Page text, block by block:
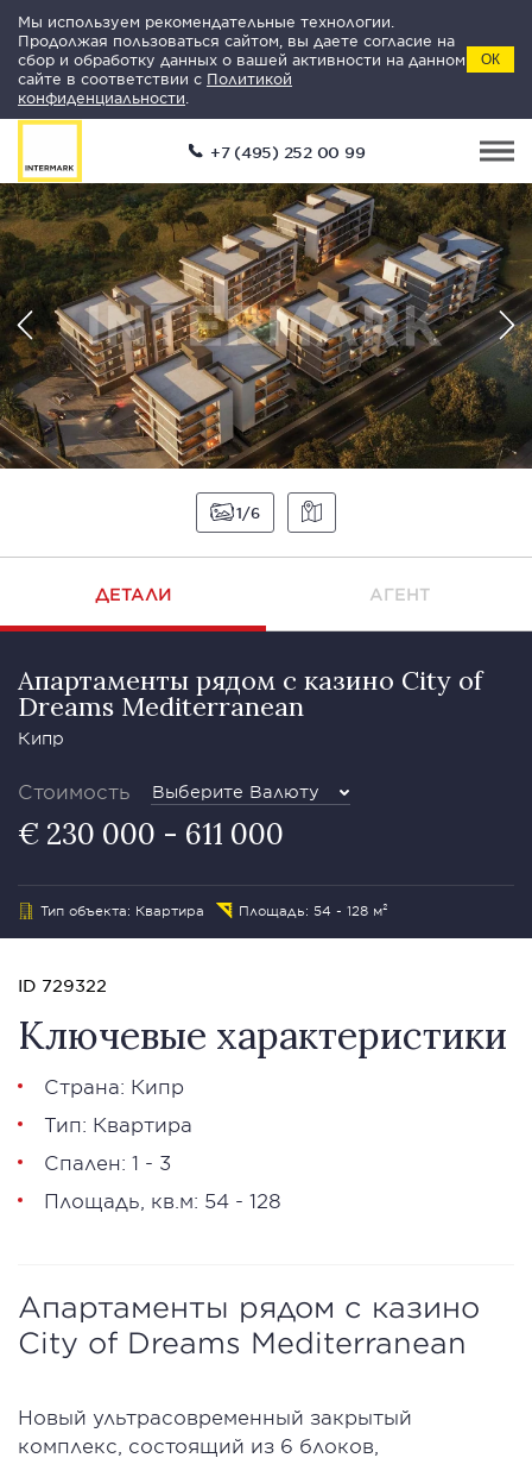
Мы используем рекомендательные технологии.
Продолжая пользоваться сайтом, вы даете согласие на
сбор и обработку данных о вашей активности на данном
сайте в соответствии с Политикой
конфиденциальности
ОК
+7 (495) 252 00 99
1 6
ДЕТАЛИ АГЕНТ
Апартаменты рядом с казино City of
Dreams Mediterranean
Кипр
Стоимость Выберите Валюту
€ 230 000 - 611 000
Тип объекта: Квартира Площадь: 54 - 128 м²
ID 729322
Ключевые характеристики
Страна: Кипр
Тип: Квартира
Спален: 1 - 3
Площадь, кв.м: 54 - 128
Апартаменты рядом с казино
City of Dreams Mediterranean
Новый ультрасовременный закрытый
комплекс, состоящий из 6 блоков,